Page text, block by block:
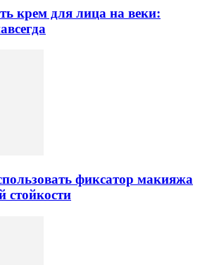
крем для лица на веки:
фиксатор макияжа
стойкости